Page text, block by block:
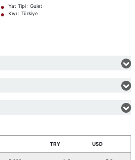
Yat Tipi : Gulet
Kıyı : Türkiye
TRY USD